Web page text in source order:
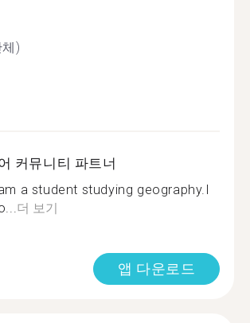
)
커뮤니티 파트너
a student studying geography.I
더 보기
앱 다운로드